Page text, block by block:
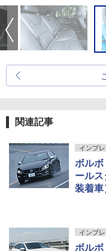
関連記事
インプ
ボルボ
ール
装着車
インプ
ボルボ